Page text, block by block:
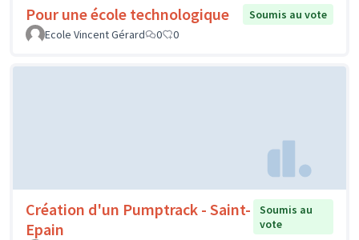
Pour une école technologique
Soumis au vote
Ecole Vincent Gérard
0 0
Création d'un Pumptrack - Saint-
Epain
Soumis au
vote